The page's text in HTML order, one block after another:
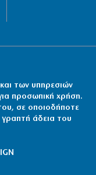
των υπηρεσιών
προσωπική χρήση.
σε οποιοδήποτε
άδεια του